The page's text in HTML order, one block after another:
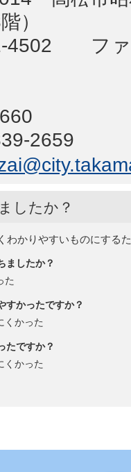
）
4502 フ
2659
したか？
わかりやすいものにする
ましたか？
た
すかったですか？
くかった
たですか？
くかった